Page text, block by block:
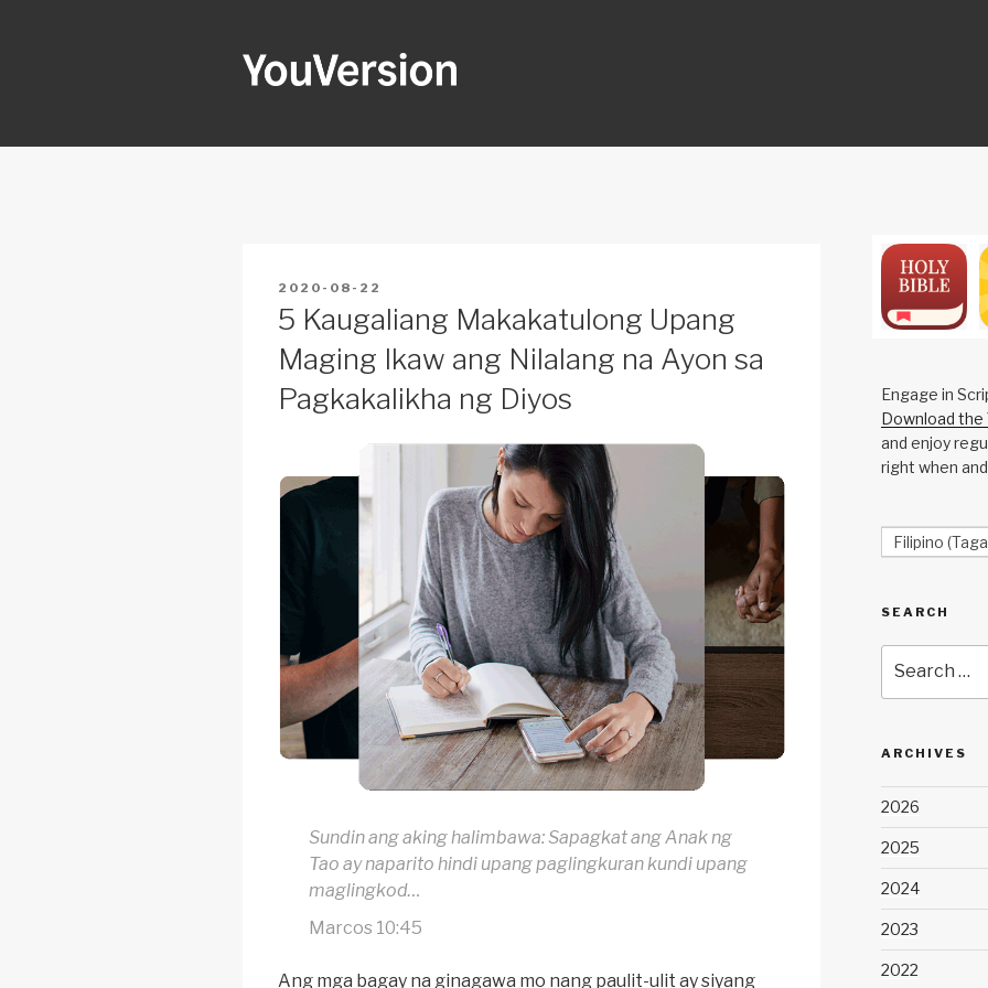
POSTED
2020-08-22
5 Kaugaliang Makakatulong Upang
Maging Ikaw ang Nilalang na Ayon sa
Pagkakalikha ng Diyos
Sundin ang aking halimbawa: Sapagkat ang Anak ng
Tao ay naparito hindi upang paglingkuran kundi upang
maglingkod…
Marcos 10:45
Ang mga bagay na ginagawa mo nang paulit-ulit ay siyang
Engage in
Download the
and enjoy
right when
Filipino
SEARCH
for:
ARCHIVES
2026
2025
2024
2023
2022